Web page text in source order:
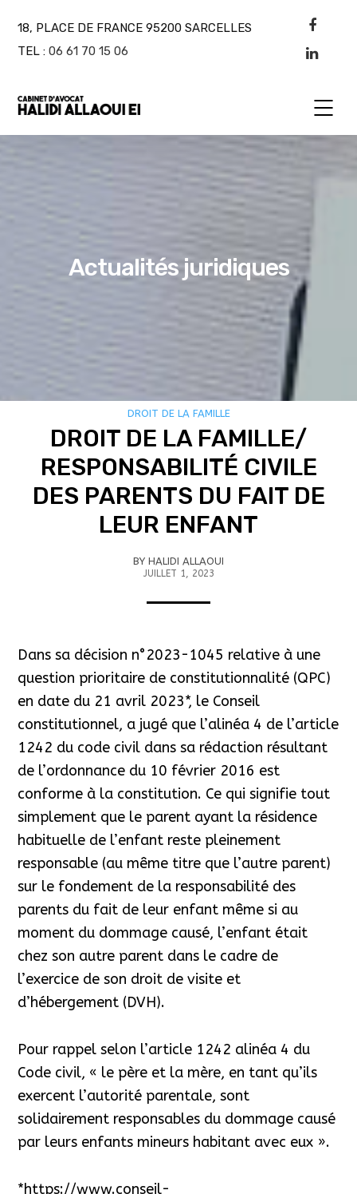
18, PLACE DE FRANCE 95200 SARCELLES
TEL :06 61 70 15 06
Actualités juridiques
DROIT DE LA FAMILLE
DROIT DE LA FAMILLE/
RESPONSABILITÉ CIVILE
DES PARENTS DU FAIT DE
LEUR ENFANT
BY HALIDI ALLAOUI
JUILLET 1, 2023
Dans sa décision n°2023-1045 relative à une
question prioritaire de constitutionnalité (QPC)
en date du 21 avril 2023*, le Conseil
constitutionnel, a jugé que l’alinéa 4 de l’article
1242 du code civil dans sa rédaction résultant
de l’ordonnance du 10 février 2016 est
conforme à la constitution. Ce qui signifie tout
simplement que le parent ayant la résidence
habituelle de l’enfant reste pleinement
responsable (au même titre que l’autre parent)
sur le fondement de la responsabilité des
parents du fait de leur enfant même si au
moment du dommage causé, l’enfant était
chez son autre parent dans le cadre de
l’exercice de son droit de visite et
d’hébergement (DVH).
Pour rappel selon l’article 1242 alinéa 4 du
Code civil, « le père et la mère, en tant qu’ils
exercent l’autorité parentale, sont
solidairement responsables du dommage causé
par leurs enfants mineurs habitant avec eux ».
*https://www.conseil-